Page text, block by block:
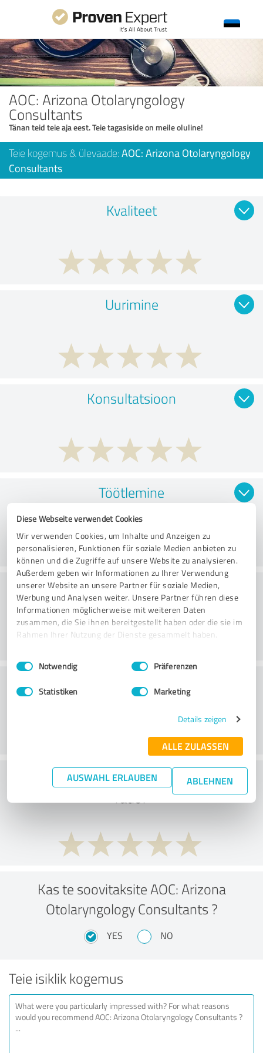
Diese Webseite verwendet Cookies
Wir verwenden Cookies, um Inhalte und Anzeigen zu
personalisieren, Funktionen für soziale Medien anbieten zu
können und die Zugriffe auf unsere Website zu analysieren.
Außerdem geben wir Informationen zu Ihrer Verwendung
unserer Website an unsere Partner für soziale Medien,
Werbung und Analysen weiter. Unsere Partner führen diese
Informationen möglicherweise mit weiteren Daten
zusammen, die Sie ihnen bereitgestellt haben oder die sie im
Rahmen Ihrer Nutzung der Dienste gesammelt haben.
Impressum Datenschutzbestimmungen
Einwilligungsauswahl
Notwendig Präferenzen
Statistiken Marketing
Details zeigen
ALLE ZULASSEN
AUSWAHL ERLAUBEN ABLEHNEN
AOC: Arizona Otolaryngology
Consultants
Tänan teid teie aja eest. Teie tagasiside on meile oluline!
Teie kogemus & ülevaade: AOC: Arizona Otolaryngology
Consultants
Kvaliteet
Uurimine
Konsultatsioon
Töötlemine
Praktika
What do you think of the cost to benefit
ratio?
Kas te soovitaksite AOC: Arizona
Otolaryngology Consultants ?
YES NO
Teie isiklik kogemus